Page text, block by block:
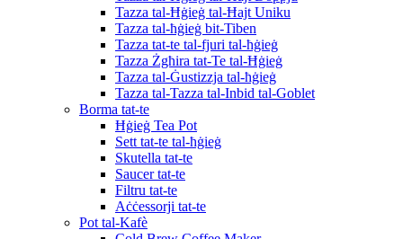
Tazza tal-Ħġieġ tal-Ħajt Uniku
Tazza tal-ħġieġ bit-Tiben
Tazza tat-te tal-fjuri tal-ħġieġ
Tazza Żgħira tat-Te tal-Ħġieġ
Tazza tal-Ġustizzja tal-ħġieġ
Tazza tal-Tazza tal-Inbid tal-Goblet
Borma tat-te
Ħġieġ Tea Pot
Sett tat-te tal-ħġieġ
Skutella tat-te
Saucer tat-te
Filtru tat-te
Aċċessorji tat-te
Pot tal-Kafè